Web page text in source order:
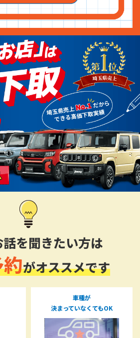
を聞きたい方は
がオススメです
車種が
決まっていなくてもOK